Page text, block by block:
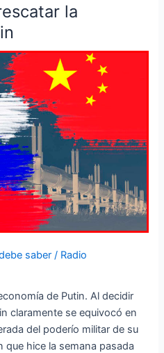
la
saber / Radio
de Putin. Al decidir
claramente se equivocó en
del poderío militar de su
hice la semana pasada